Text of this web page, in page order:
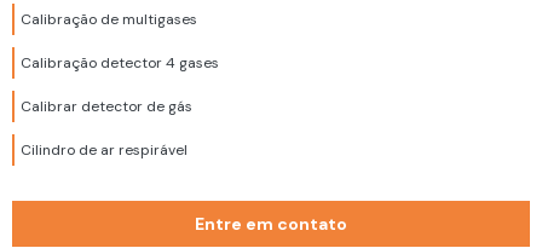
Calibração de multigases
Calibração detector 4 gases
Calibrar detector de gás
Cilindro de ar respirável
Entre em contato